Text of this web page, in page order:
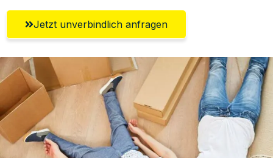
Jetzt unverbindlich anfragen